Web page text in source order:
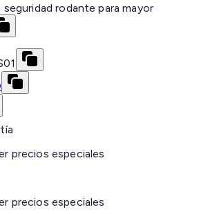
rodante para mayor
precios especiales
precios especiales